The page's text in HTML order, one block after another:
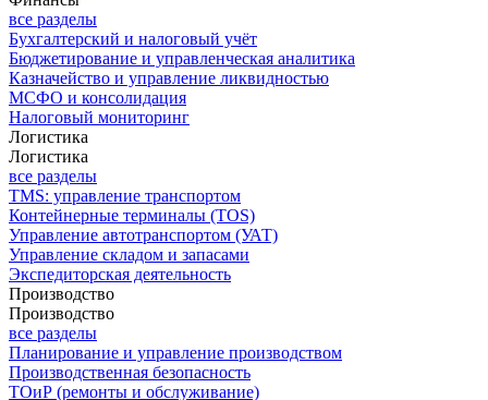
все разделы
Бухгалтерский и налоговый учёт
Бюджетирование и управленческая аналитика
Казначейство и управление ликвидностью
МСФО и консолидация
Налоговый мониторинг
Логистика
Логистика
все разделы
TMS: управление транспортом
Контейнерные терминалы (TOS)
Управление автотранспортом (УАТ)
Управление складом и запасами
Экспедиторская деятельность
Производство
Производство
все разделы
Планирование и управление производством
Производственная безопасность
ТОиР (ремонты и обслуживание)